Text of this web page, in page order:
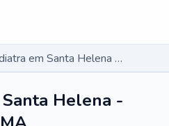
Pediatra em Santa Helena - MA
Helena -